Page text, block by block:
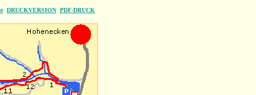
DRUCKVERSION PDF-DRUCK